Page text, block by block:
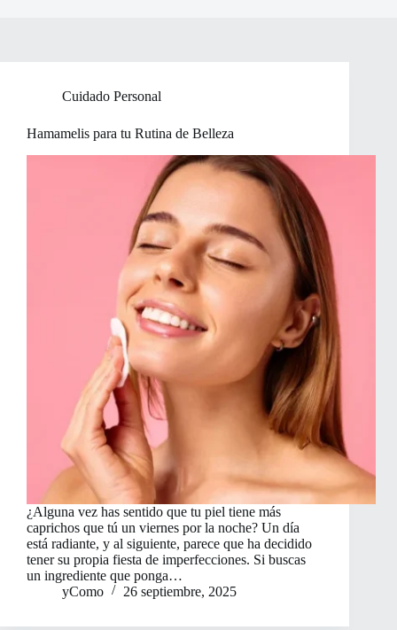
Cuidado Personal
Hamamelis para tu Rutina de Belleza
¿Alguna vez has sentido que tu piel tiene más
caprichos que tú un viernes por la noche? Un día
está radiante, y al siguiente, parece que ha decidido
tener su propia fiesta de imperfecciones. Si buscas
un ingrediente que ponga…
yComo
26 septiembre, 2025